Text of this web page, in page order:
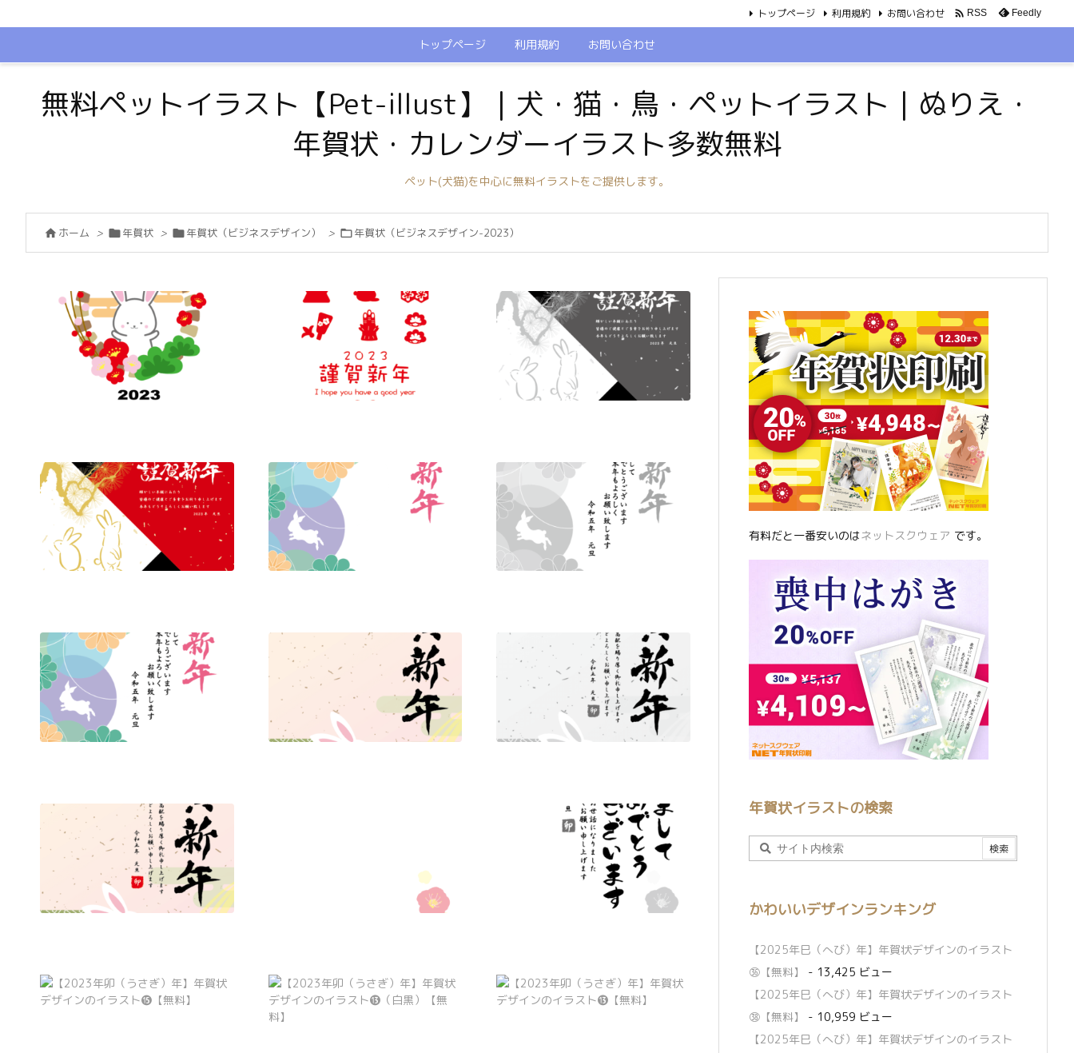
トップページ 利用規約 お問い合わせ
トップページ 利用規約 お問い合わせ  RSS Feedly
無料ペットイラスト【Pet-illust】｜犬・猫・鳥・ペットイラスト｜ぬりえ・
年賀状・カレンダーイラスト多数無料
ペット(犬猫)を中心に無料イラストをご提供します。
 ホーム > 年賀状 > 年賀状（ビジネスデザイン） > 年賀状（ビジネスデザイン-2023）
有料だと一番安いのはネットスクウェア です。
年賀状イラストの検索
かわいいデザインランキング
【2025年巳（へび）年】年賀状デザインのイラスト
㊱【無料】
- 13,425 ビュー
【2025年巳（へび）年】年賀状デザインのイラスト
㊳【無料】
- 10,959 ビュー
【2025年巳（へび）年】年賀状デザインのイラスト